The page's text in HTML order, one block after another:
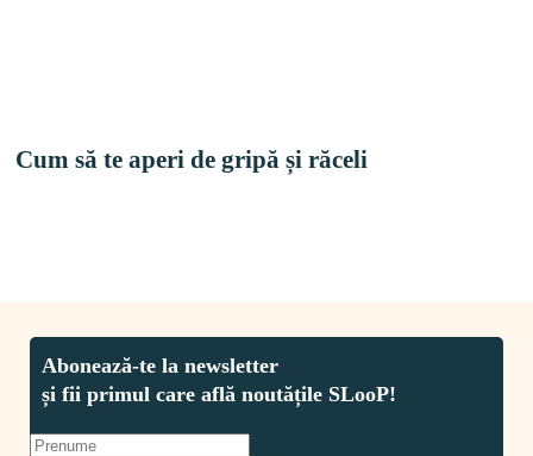
Cum să te aperi de gripă și răceli